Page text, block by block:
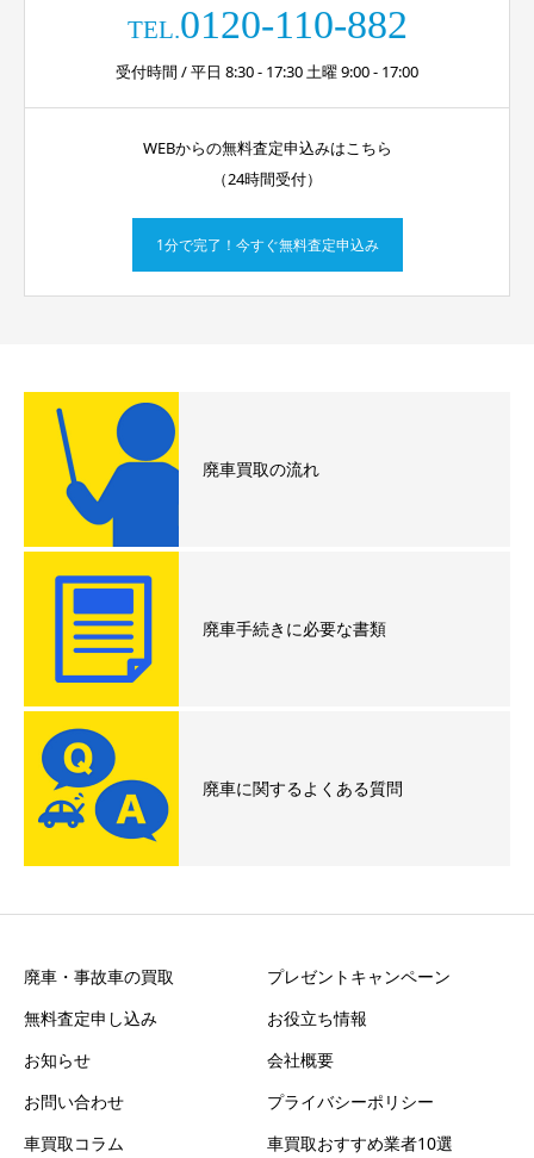
TEL.0120-110-882
受付時間 / 平日 8:30 - 17:30 土曜 9:00 - 17:00
WEBからの無料査定申込みはこちら
（24時間受付）
1分で完了！今すぐ無料査定申込み
廃車買取の流れ
廃車手続きに必要な書類
廃車に関するよくある質問
廃車・事故車の買取
プレゼントキャンペーン
無料査定申し込み
お役立ち情報
お知らせ
会社概要
お問い合わせ
プライバシーポリシー
車買取コラム
車買取おすすめ業者10選